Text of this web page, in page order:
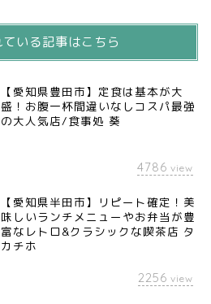
いる記事はこちら
【愛知県豊田市】定食は基本が大
盛！お腹一杯間違いなしコスパ最強
の大人気店/食事処 葵
4786 view
【愛知県半田市】リピート確定！美
味しいランチメニューやお弁当が豊
富なレトロ&クラシックな喫茶店 タ
カチホ
2256 view